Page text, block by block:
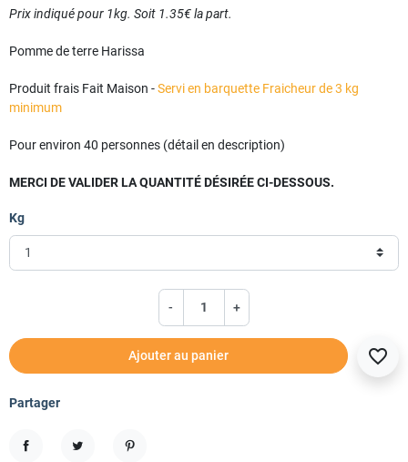
Prix indiqué pour 1kg. Soit 1.35€ la part.
Pomme de terre Harissa
Produit frais Fait Maison -Servi en barquette Fraicheur de 3 kg
minimum
Pour environ 40 personnes (détail en description)
MERCI DE VALIDER LA QUANTITÉ DÉSIRÉE CI-DESSOUS.
Kg
- +
Ajouter au panier favorite_border
Partager